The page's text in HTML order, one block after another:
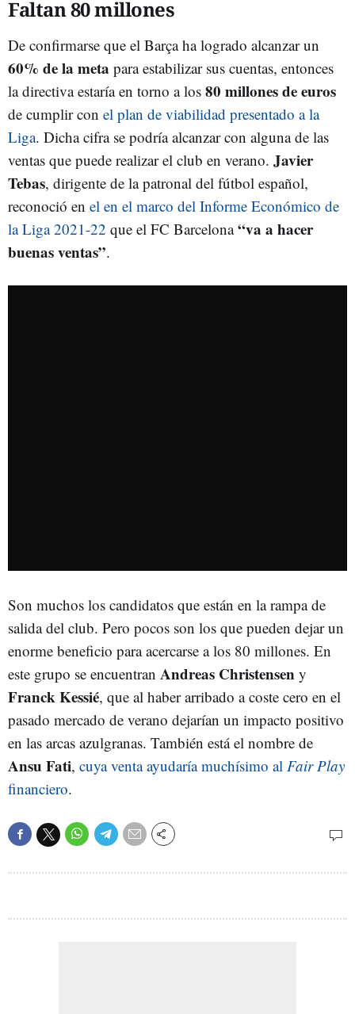
Faltan 80 millones
De confirmarse que el Barça ha logrado alcanzar un
60% de la meta para estabilizar sus cuentas, entonces
la directiva estaría en torno a los 80 millones de euros
de cumplir con el plan de viabilidad presentado a la
Liga. Dicha cifra se podría alcanzar con alguna de las
ventas que puede realizar el club en verano. Javier
Tebas, dirigente de la patronal del fútbol español,
reconoció en el en el marco del Informe Económico de
la Liga 2021-22 que el FC Barcelona“va a hacer
buenas ventas”.
Son muchos los candidatos que están en la rampa de
salida del club. Pero pocos son los que pueden dejar un
enorme beneficio para acercarse a los 80 millones. En
este grupo se encuentran Andreas Christensen y
Franck Kessié, que al haber arribado a coste cero en el
pasado mercado de verano dejarían un impacto positivo
en las arcas azulgranas. También está el nombre de
Ansu Fati, cuya venta ayudaría muchísimo al Fair Play
financiero.